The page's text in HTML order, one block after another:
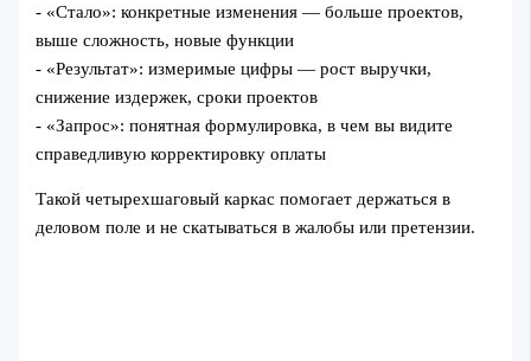
- «Стало»: конкретные изменения — больше проектов,
выше сложность, новые функции
- «Результат»: измеримые цифры — рост выручки,
снижение издержек, сроки проектов
- «Запрос»: понятная формулировка, в чем вы видите
справедливую корректировку оплаты
Такой четырехшаговый каркас помогает держаться в
деловом поле и не скатываться в жалобы или претензии.